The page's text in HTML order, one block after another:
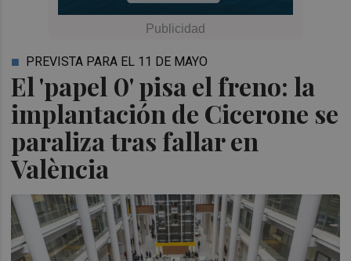
El 'papel 0' pisa el freno: la
implantación de Cicerone se
paraliza tras fallar en
València
PREVISTA PARA EL 11 DE MAYO